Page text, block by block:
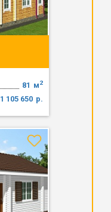
м2
81
р.
1 105 650